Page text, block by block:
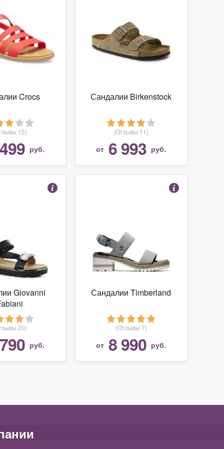
Crocs
15)
руб.
Сандалии Birkenstock
(Отзывы 11)
от 6 993 руб.
Giovanni
20)
руб.
Сандалии Timberland
(Отзывы 7)
от 8 990 руб.